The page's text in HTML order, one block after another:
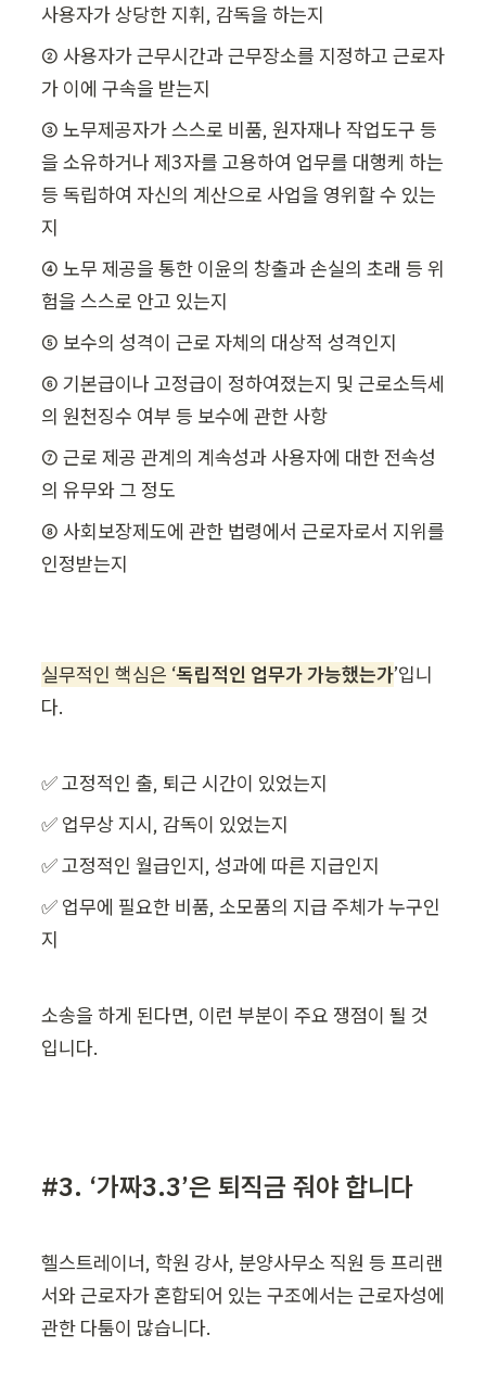
사용자가 상당한 지휘, 감독을 하는지
② 사용자가 근무시간과 근무장소를 지정하고 근로자
가 이에 구속을 받는지
③ 노무제공자가 스스로 비품, 원자재나 작업도구 등
을 소유하거나 제3자를 고용하여 업무를 대행케 하는
등 독립하여 자신의 계산으로 사업을 영위할 수 있는
지
④ 노무 제공을 통한 이윤의 창출과 손실의 초래 등 위
험을 스스로 안고 있는지
⑤ 보수의 성격이 근로 자체의 대상적 성격인지
⑥ 기본급이나 고정급이 정하여졌는지 및 근로소득세
의 원천징수 여부 등 보수에 관한 사항
⑦ 근로 제공 관계의 계속성과 사용자에 대한 전속성
의 유무와 그 정도
⑧ 사회보장제도에 관한 법령에서 근로자로서 지위를
인정받는지
실무적인 핵심은 ‘독립적인 업무가 가능했는가’입니
다.
✅ 고정적인 출, 퇴근 시간이 있었는지
✅ 업무상 지시, 감독이 있었는지
✅ 고정적인 월급인지, 성과에 따른 지급인지
✅ 업무에 필요한 비품, 소모품의 지급 주체가 누구인
지
소송을 하게 된다면, 이런 부분이 주요 쟁점이 될 것
입니다.
#3. ‘가짜3.3’은 퇴직금 줘야 합니다
헬스트레이너, 학원 강사, 분양사무소 직원 등 프리랜
서와 근로자가 혼합되어 있는 구조에서는 근로자성에
관한 다툼이 많습니다.